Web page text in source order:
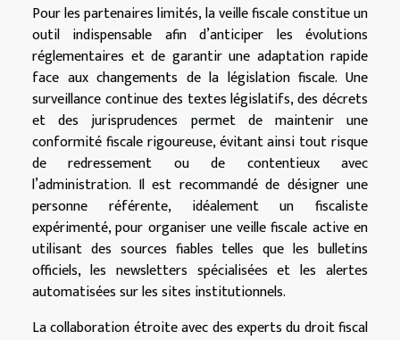
Pour les partenaires limités, la veille fiscale constitue un
outil indispensable afin d’anticiper les évolutions
réglementaires et de garantir une adaptation rapide
face aux changements de la législation fiscale. Une
surveillance continue des textes législatifs, des décrets
et des jurisprudences permet de maintenir une
conformité fiscale rigoureuse, évitant ainsi tout risque
de redressement ou de contentieux avec
l’administration. Il est recommandé de désigner une
personne référente, idéalement un fiscaliste
expérimenté, pour organiser une veille fiscale active en
utilisant des sources fiables telles que les bulletins
officiels, les newsletters spécialisées et les alertes
automatisées sur les sites institutionnels.
La collaboration étroite avec des experts du droit fiscal